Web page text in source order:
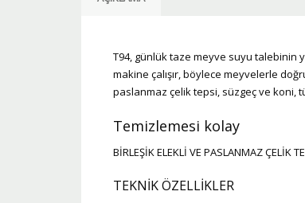
T94, günlük taze meyve suyu talebinin
makine çalışır, böylece meyvelerle
paslanmaz çelik tepsi, süzgeç ve koni,
Temizlemesi kolay
BİRLEŞİK ELEKLİ VE PASLANMAZ ÇELİK
TEKNİK ÖZELLİKLER